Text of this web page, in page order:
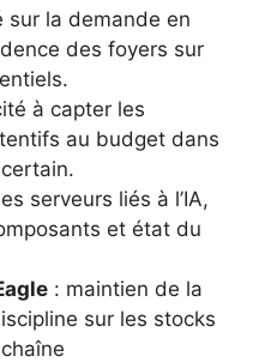
sur la demande en
des foyers sur
à capter les
au budget dans
serveurs liés à l’IA,
et état du
: maintien de la
sur les stocks